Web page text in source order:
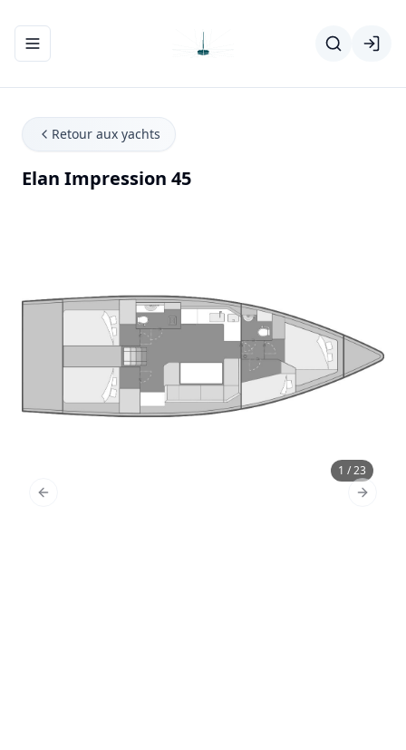
Ouvrir/fermer le menu de navigation
Retour aux yachts
Elan Impression 45
1 / 23
Previous Slide Next